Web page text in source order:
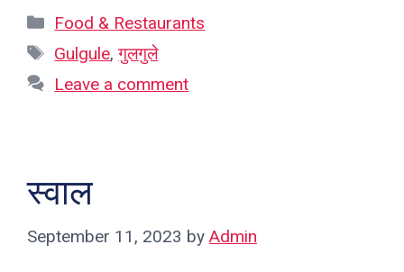
Categories
Food & Restaurants
Tags
Gulgule,गुलगुले
Leave a comment
स्वाल
September 11, 2023 by Admin